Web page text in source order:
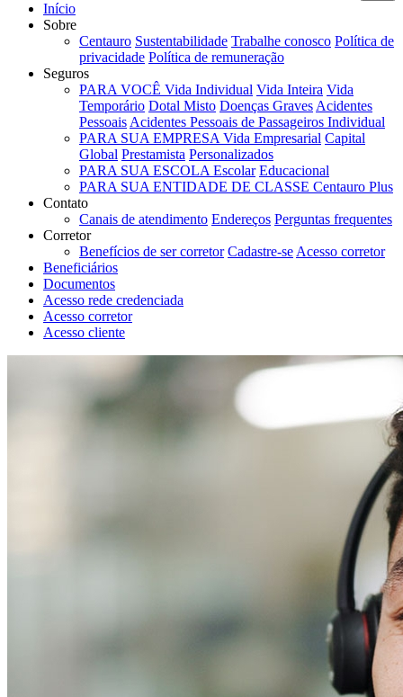
Início
Sobre
Centauro Sustentabilidade Trabalhe conosco Política de
privacidade Política de remuneração
Seguros
PARA VOCÊ Vida Individual Vida Inteira Vida
Temporário Dotal Misto Doenças Graves Acidentes
Pessoais Acidentes Pessoais de Passageiros Individual
PARA SUA EMPRESA Vida Empresarial Capital
Global Prestamista Personalizados
PARA SUA ESCOLA Escolar Educacional
PARA SUA ENTIDADE DE CLASSE Centauro Plus
Contato
Canais de atendimento Endereços Perguntas frequentes
Corretor
Benefícios de ser corretor Cadastre-se Acesso corretor
Beneficiários
Documentos
Acesso rede credenciada
Acesso corretor
Acesso cliente